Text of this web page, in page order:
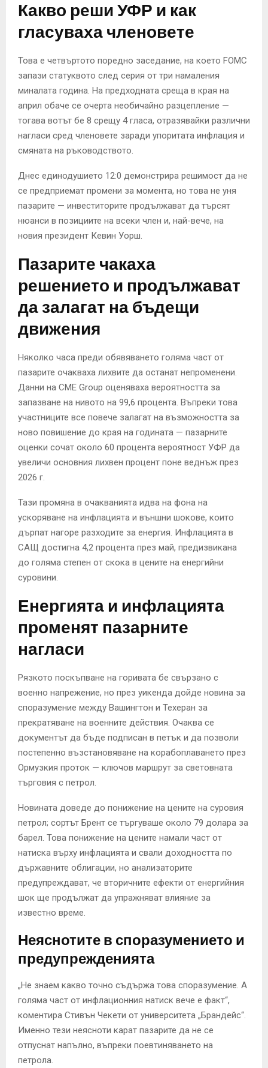
Какво реши УФР и как
гласуваха членовете
Това е четвъртото поредно заседание, на което FOMC
запази статуквото след серия от три намаления
миналата година. На предходната среща в края на
април обаче се очерта необичайно разцепление —
тогава вотът бе 8 срещу 4 гласа, отразявайки различни
нагласи сред членовете заради упоритата инфлация и
смяната на ръководството.
Днес единодушието 12:0 демонстрира решимост да не
се предприемат промени за момента, но това не уня
пазарите — инвеститорите продължават да търсят
нюанси в позициите на всеки член и, най-вече, на
новия президент Кевин Уорш.
Пазарите чакаха
решението и продължават
да залагат на бъдещи
движения
Няколко часа преди обявяването голяма част от
пазарите очакваха лихвите да останат непроменени.
Данни на CME Group оценяваха вероятността за
запазване на нивото на 99,6 процента. Въпреки това
участниците все повече залагат на възможността за
ново повишение до края на годината — пазарните
оценки сочат около 60 процента вероятност УФР да
увеличи основния лихвен процент поне веднъж през
2026 г.
Тази промяна в очакванията идва на фона на
ускоряване на инфлацията и външни шокове, които
дърпат нагоре разходите за енергия. Инфлацията в
САЩ достигна 4,2 процента през май, предизвикана
до голяма степен от скока в цените на енергийни
суровини.
Енергията и инфлацията
променят пазарните
нагласи
Рязкото поскъпване на горивата бе свързано с
военно напрежение, но през уикенда дойде новина за
споразумение между Вашингтон и Техеран за
прекратяване на военните действия. Очаква се
документът да бъде подписан в петък и да позволи
постепенно възстановяване на корабоплаването през
Ормузкия проток — ключов маршрут за световната
търговия с петрол.
Новината доведе до понижение на цените на суровия
петрол; сортът Брент се търгуваше около 79 долара за
барел. Това понижение на цените намали част от
натиска върху инфлацията и свали доходността по
държавните облигации, но анализаторите
предупреждават, че вторичните ефекти от енергийния
шок ще продължат да упражняват влияние за
известно време.
Неяснотите в споразумението и
предупрежденията
„Не знаем какво точно съдържа това споразумение. А
голяма част от инфлационния натиск вече е факт“,
коментира Стивън Чекети от университета „Брандейс“.
Именно тези неясноти карат пазарите да не се
отпуснат напълно, въпреки поевтиняването на
петрола.